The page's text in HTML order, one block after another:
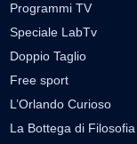
Programmi TV
Speciale LabTv
Doppio Taglio
Free sport
L’Orlando Curioso
La Bottega di Filosofia